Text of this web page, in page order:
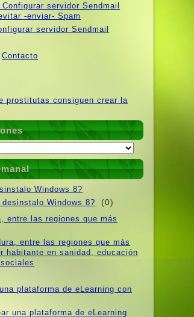
servidor Sendmail
Contacto
prostitutas consiguen crear la
Windows 8?
(0)
entre las regiones que más
plataforma de eLearning con